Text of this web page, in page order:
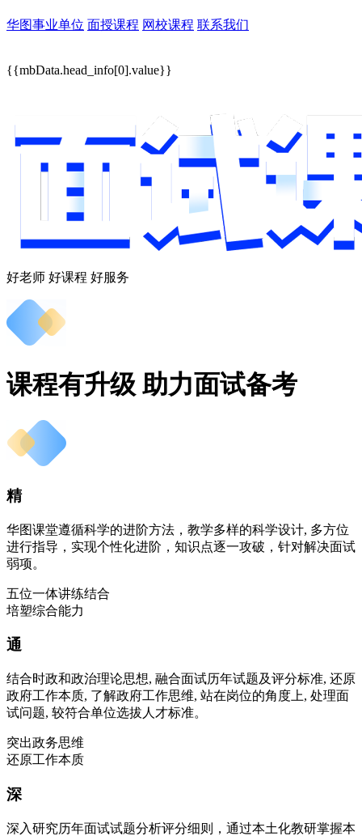
华图事业单位 面授课程 网校课程 联系我们
{{mbData.head_info[0].value}}
好老师 好课程 好服务
课程有升级 助力面试备考
精
华图课堂遵循科学的进阶方法，教学多样的科学设计, 多方位
进行指导，实现个性化进阶，知识点逐一攻破，针对解决面试
弱项。
五位一体讲练结合
培塑综合能力
通
结合时政和政治理论思想, 融合面试历年试题及评分标准, 还原
政府工作本质, 了解政府工作思维, 站在岗位的角度上, 处理面
试问题, 较符合单位选拔人才标准。
突出政务思维
还原工作本质
深
深入研究历年面试试题分析评分细则，通过本土化教研掌握本